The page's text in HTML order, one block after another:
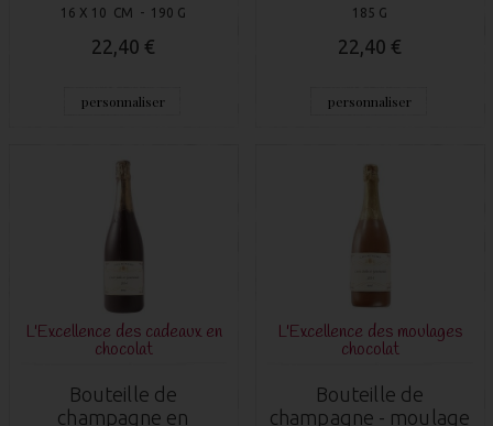
16 X 10 CM - 190 G
22,40 €
personnaliser
185 G
22,40 €
personnaliser
L'Excellence des cadeaux en
chocolat
Bouteille de
champagne en
L'Excellence des moulages
chocolat
Bouteille de
champagne - moulage